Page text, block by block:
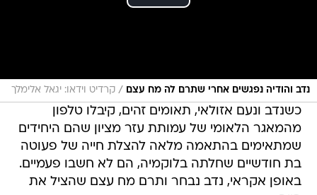
נדב והודיה נפגשים אחרי שתרם לה מח עצם / קרדיט וידאו: יגאל אלימלך
כשנדב ונעם אזולאי, תאומים זהים, קיבלו טלפון
מהמאגר הלאומי של עמותת עזר מציון שהם היחידים
שמתאימים בהתאמה מלאה להצלת חייה של פעוטה
בת חודשיים שחלתה בלוקמיה, הם לא חשבו פעמיים.
באופן אקראי, נדב נבחר ותרם מח עצם שהציל את